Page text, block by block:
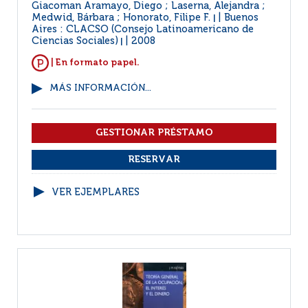
Giacoman Aramayo, Diego ; Laserna, Alejandra ;
Medwid, Bárbara ; Honorato, Filipe F.
Buenos
Aires : CLACSO (Consejo Latinoamericano de
Ciencias Sociales)
2008
| En formato papel.
MÁS INFORMACIÓN...
VER EJEMPLARES